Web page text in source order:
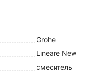
Grohe
Lineare New
смеситель